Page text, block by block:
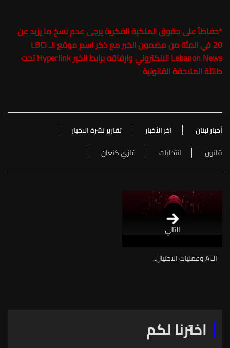
*حفاظاً على حقوق الملكية الفكرية يرجى عدم نسخ ما يزيد عن
20 في المئة من مضمون الخبر مع ذكر اسم موقع الـ LBCI
Lebanon News الالكتروني وارفاقه برابط الخبر Hyperlink تحت
طائلة الملاحقة القانونية
أخبار لبنان آخر الأخبار
تقارير نشرة الاخبار
قانون
انتخابات غازي كنعان
التالي
الـAi وعمليات الاحتيال...
اخترنا لكم